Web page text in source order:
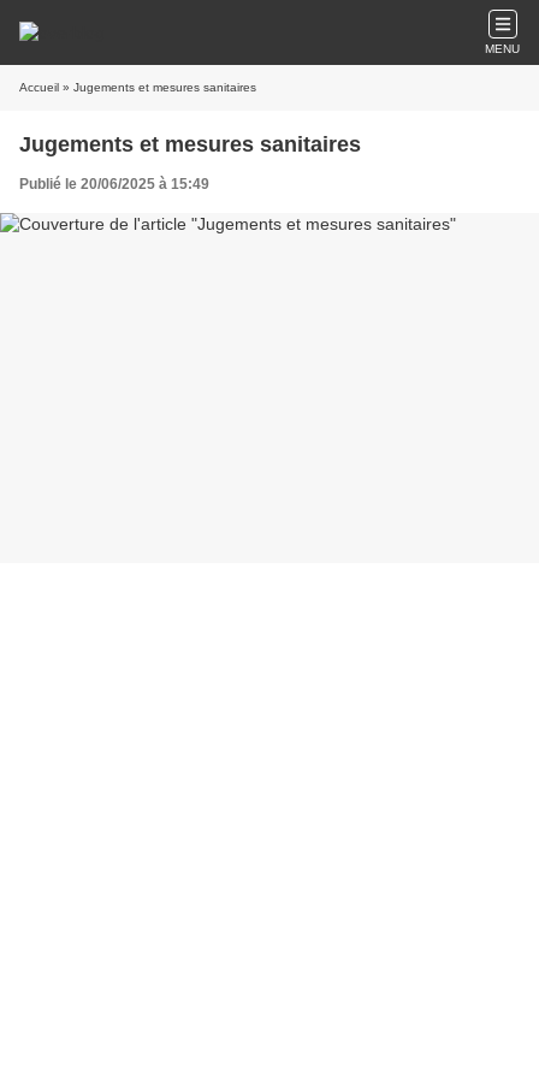
MENU
Accueil » Jugements et mesures sanitaires
Jugements et mesures sanitaires
Publié le 20/06/2025 à 15:49